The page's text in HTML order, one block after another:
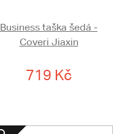
Business taška šedá -
Coveri Jiaxin
719 Kč